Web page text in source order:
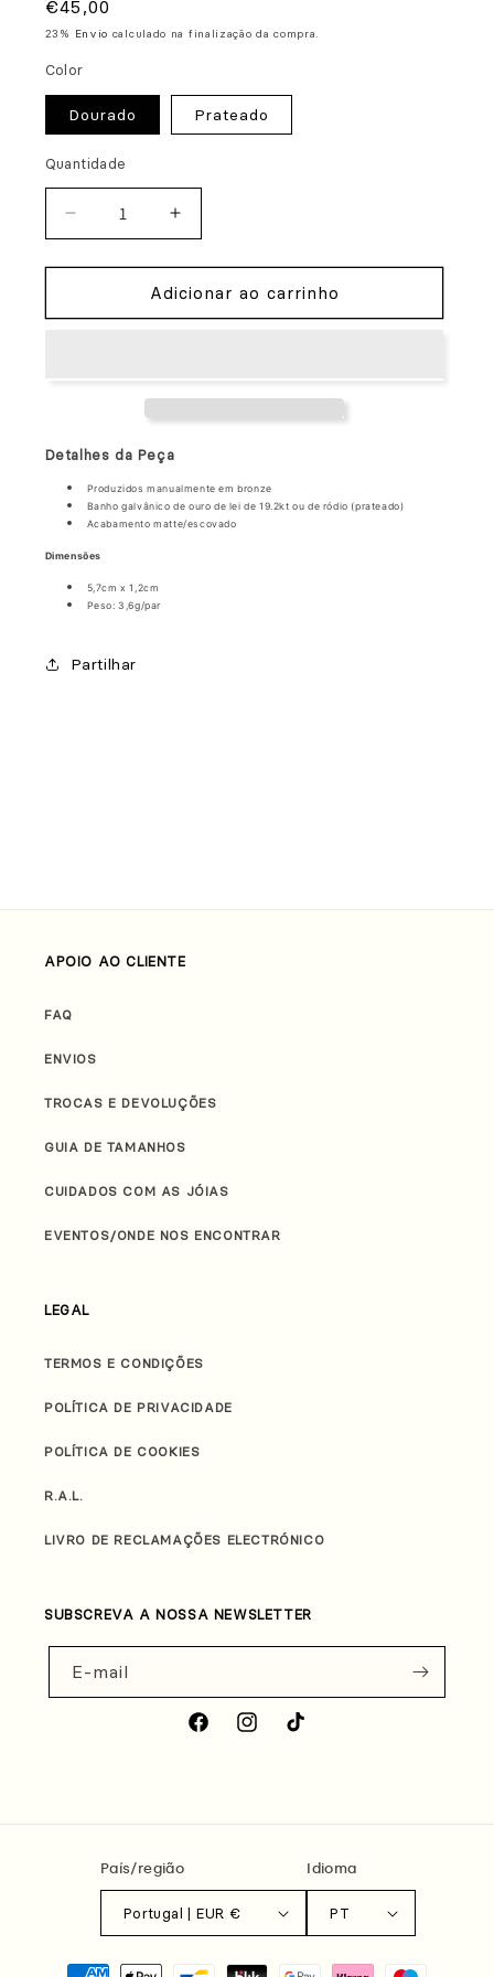
Preço
normal
€45,00
23% Envio calculado na finalização da compra.
Color
Dourado Prateado
Quantidade
Diminuir
quantidade
Brincos
Aumentar
quantidade
de
Brincos
Adicionar ao carrinho
Detalhes da Peça
Produzidos manualmente em bronze
Banho galvânico de ouro de lei de 19.2kt ou de ródio (prateado)
Acabamentomatte/escovado
Dimensões
5,7cm x 1,2cm
Peso: 3,6g/par
Partilhar
APOIO AO CLIENTE
FAQ
ENVIOS
TROCAS E DEVOLUÇÕES
GUIA DE TAMANHOS
CUIDADOS COM AS JÓIAS
EVENTOS/ONDE NOS ENCONTRAR
LEGAL
TERMOS E CONDIÇÕES
POLÍTICA DE PRIVACIDADE
POLÍTICA DE COOKIES
R.A.L.
LIVRO DE RECLAMAÇÕES ELECTRÓNICO
SUBSCREVA A NOSSA NEWSLETTER
E-mail
FacebookInstagramTikTok
País/região
Portugal | EUR €
Idioma
PT
Métodos